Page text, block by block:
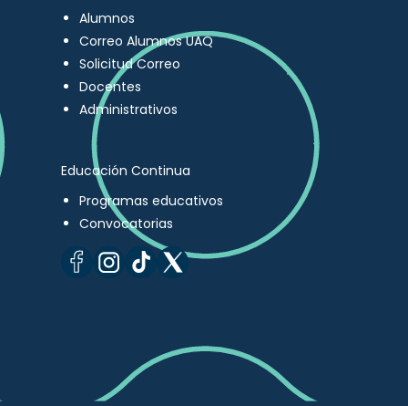
Alumnos
Correo Alumnos UAQ
Solicitud Correo
Docentes
Administrativos
Educación Continua
Programas educativos
Convocatorias